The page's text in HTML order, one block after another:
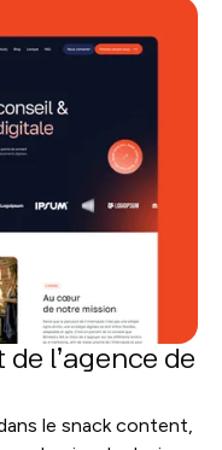
l’agence de
le snack content,